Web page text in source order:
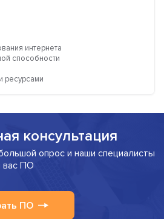
интернета
способности
ресурсами
консультация
опрос и наши специалисты
вас ПО
ПО